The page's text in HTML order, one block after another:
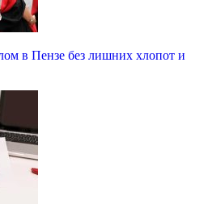
в Пензе без лишних хлопот и